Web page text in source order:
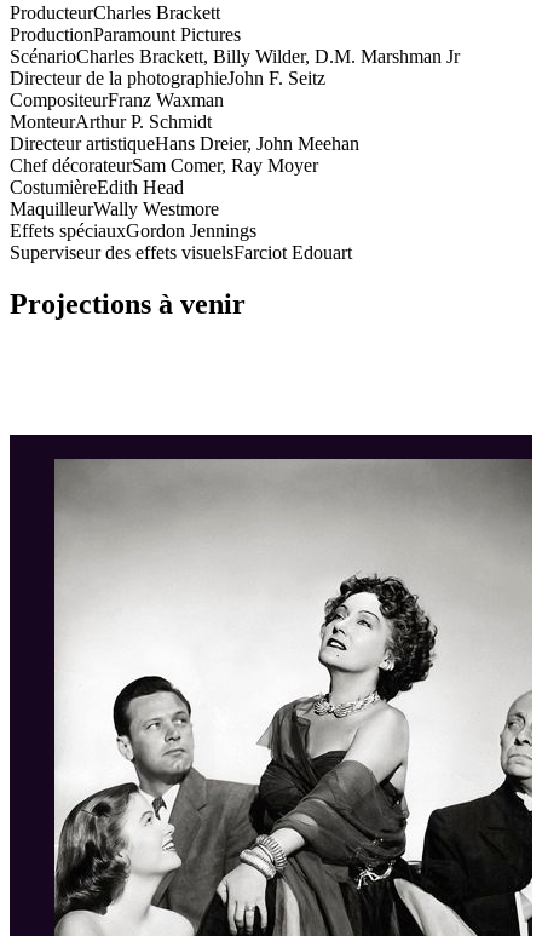
ProducteurCharles Brackett
ProductionParamount Pictures
ScénarioCharles Brackett, Billy Wilder, D.M. Marshman Jr
Directeur de la photographieJohn F. Seitz
CompositeurFranz Waxman
MonteurArthur P. Schmidt
Directeur artistiqueHans Dreier, John Meehan
Chef décorateurSam Comer, Ray Moyer
CostumièreEdith Head
MaquilleurWally Westmore
Effets spéciauxGordon Jennings
Superviseur des effets visuelsFarciot Edouart
Projections à venir